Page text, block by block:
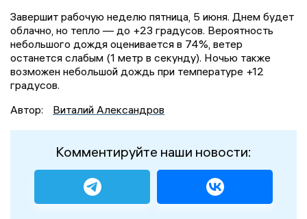
Завершит рабочую неделю пятница, 5 июня. Днем будет
облачно, но тепло — до +23 градусов. Вероятность
небольшого дождя оценивается в 74%, ветер
останется слабым (1 метр в секунду). Ночью также
возможен небольшой дождь при температуре +12
градусов.
Автор:
Виталий Александров
Комментируйте наши новости: